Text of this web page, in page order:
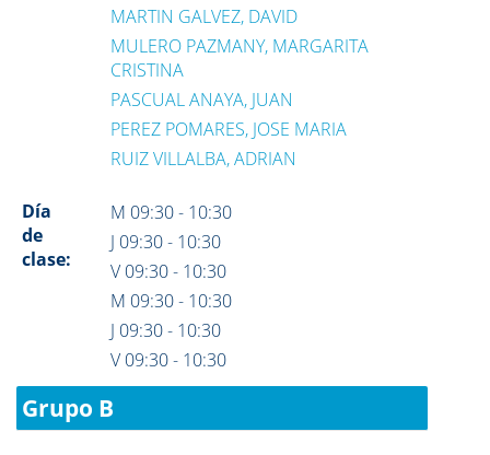
MARTIN GALVEZ, DAVID
MULERO PAZMANY, MARGARITA
CRISTINA
PASCUAL ANAYA, JUAN
PEREZ POMARES, JOSE MARIA
RUIZ VILLALBA, ADRIAN
Día
de
clase:
M 09:30 - 10:30
J 09:30 - 10:30
V 09:30 - 10:30
M 09:30 - 10:30
J 09:30 - 10:30
V 09:30 - 10:30
Grupo B